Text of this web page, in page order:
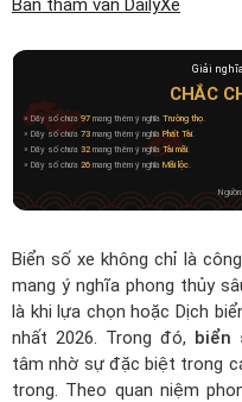
Ban tham vấn DailyXe
Giải
CHẮC
» Dãy số chứa97 mang thêm ý nghĩa Trường thọ.
» Dãy số chứa 73 mang thêm ý nghĩaPhất Tài.
» Dãy số chứa 32 mang thêm ý nghĩaTài mãi.
» Dãy số chứa 26 mang thêm ý nghĩa Mãi lộc.
Biển số xe không chỉ là
mang ý nghĩa phong thủy
là khi lựa chọn hoặcDịch
nhất 2026. Trong đó, biển
tâm nhờ sự đặc biệt trong
trong. Theo quan niệm